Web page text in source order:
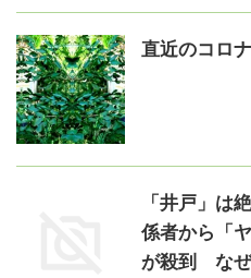
直近のコロ
「井戸」は
係者から「
が殺到 なぜ